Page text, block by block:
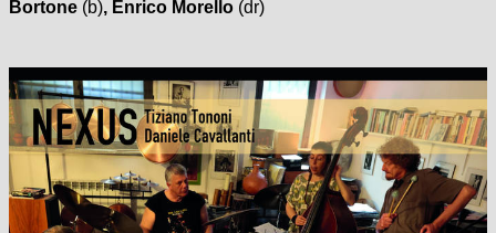
Bortone (b), Enrico Morello (dr)